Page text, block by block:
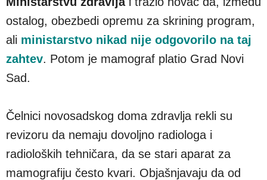
ostalog, obezbedi opremu za skrining program,
ali ministarstvo nikad nije odgovorilo na taj
zahtev. Potom je mamograf platio Grad Novi
Sad.
Čelnici novosadskog doma zdravlja rekli su
revizoru da nemaju dovoljno radiologa i
radioloških tehničara, da se stari aparat za
mamografiju često kvari. Objašnjavaju da od